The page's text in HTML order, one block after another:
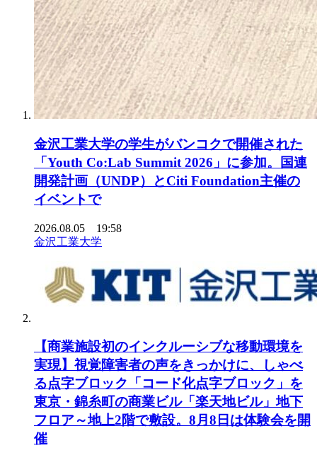
金沢工業大学の学生がバンコクで開催された
「Youth Co:Lab Summit 2026」に参加。国連
開発計画（UNDP）とCiti Foundation主催の
イベントで
2026.08.05 19:58
金沢工業大学
【商業施設初のインクルーシブな移動環境を
実現】視覚障害者の声をきっかけに、しゃべ
る点字ブロック「コード化点字ブロック」を
東京・錦糸町の商業ビル「楽天地ビル」地下
フロア～地上2階で敷設。8月8日は体験会を開
催